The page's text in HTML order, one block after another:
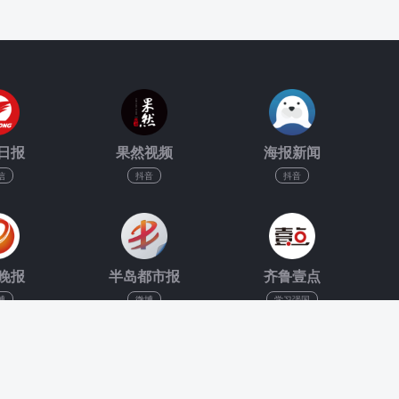
报 果然视频
抖音
海报新闻
抖音
报 半岛都市报
微博
齐鲁壹点
学习强国